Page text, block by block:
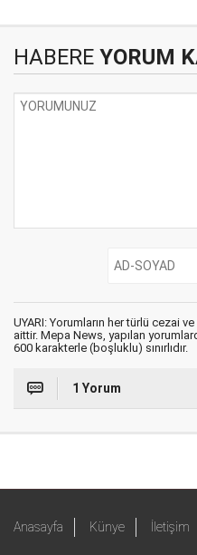
HABERE YORUM
UYARI: Yorumların her türlü cezai
aittir. Mepa News, yapılan
600 karakterle (boşluklu) sınırlıdır.
1 Yorum
Anasayfa Künye İletişim